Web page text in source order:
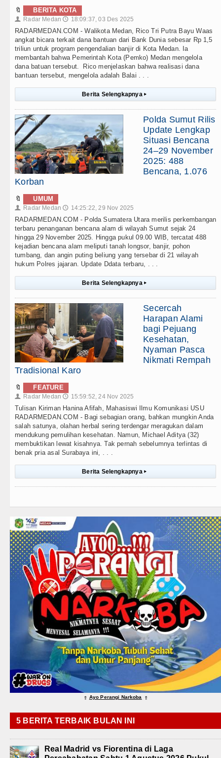
🔖 BERITA KOTA
👤 Radar Medan 🕔 18:09:37, 03 Des 2025
RADARMEDAN.COM - Walikota Medan, Rico Tri Putra Bayu Waas
angkat bicara terkait dana bantuan dari Bank Dunia sebesar Rp 1,5
triliun untuk program pengendalian banjir di Kota Medan. Ia
membantah bahwa Pemerintah Kota (Pemko) Medan mengelola
dana batuan tersebut. Rico menjelaskan bahwa realisasi dana
bantuan tersebut, mengelola adalah Balai . . .
Berita Selengkapnya ▸
Polda Sumut Rilis
Update Lengkap
Situasi Bencana
24–29 November
2025: 488
Bencana, 1.076
Korban
🔖 UMUM
👤 Radar Medan 🕔 14:25:22, 29 Nov 2025
RADARMEDAN.COM - Polda Sumatera Utara merilis perkembangan
terbaru penanganan bencana alam di wilayah Sumut sejak 24
hingga 29 November 2025. Hingga pukul 09.00 WIB, tercatat 488
kejadian bencana alam meliputi tanah longsor, banjir, pohon
tumbang, dan angin puting beliung yang tersebar di 21 wilayah
hukum Polres jajaran. Update Ddata terbaru, . . .
Berita Selengkapnya ▸
Secercah
Harapan Alami
bagi Pejuang
Kesehatan,
Nyaman Pasca
Nikmati Rempah
Tradisional Karo
🔖 FEATURE
👤 Radar Medan 🕔 15:59:52, 24 Nov 2025
Tulisan Kiriman Hanina Afifah, Mahasiswi Ilmu Komunikasi USU
RADARMEDAN.COM - Bagi sebagian orang, bahkan mungkin Anda
salah satunya, olahan herbal sering terdengar meragukan dalam
mendukung pemulihan kesehatan. Namun, Michael Aditya (32)
membuktikan lewat kisahnya. Tak pernah sebelumnya terlintas di
benak pria asal Surabaya ini, . . .
Berita Selengkapnya ▸
⇑ Ayo Perangi Narkoba ⇑
5 BERITA TERBAIK BULAN INI
Real Madrid vs Fiorentina di Laga